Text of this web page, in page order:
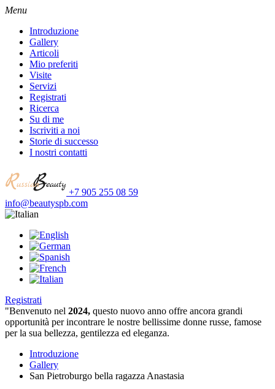
Menu
Introduzione
Gallery
Articoli
Mio preferiti
Visite
Servizi
Registrati
Ricerca
Su di me
Iscriviti a noi
Storie di successo
I nostri contatti
+7 905 255 08 59
info@beautyspb.com
Registrati
"Benvenuto nel 2024, questo nuovo anno offre ancora grandi
opportunità per incontrare le nostre bellissime donne russe, famose
per la sua bellezza, gentilezza ed eleganza.
Introduzione
Gallery
San Pietroburgo bella ragazza Anastasia